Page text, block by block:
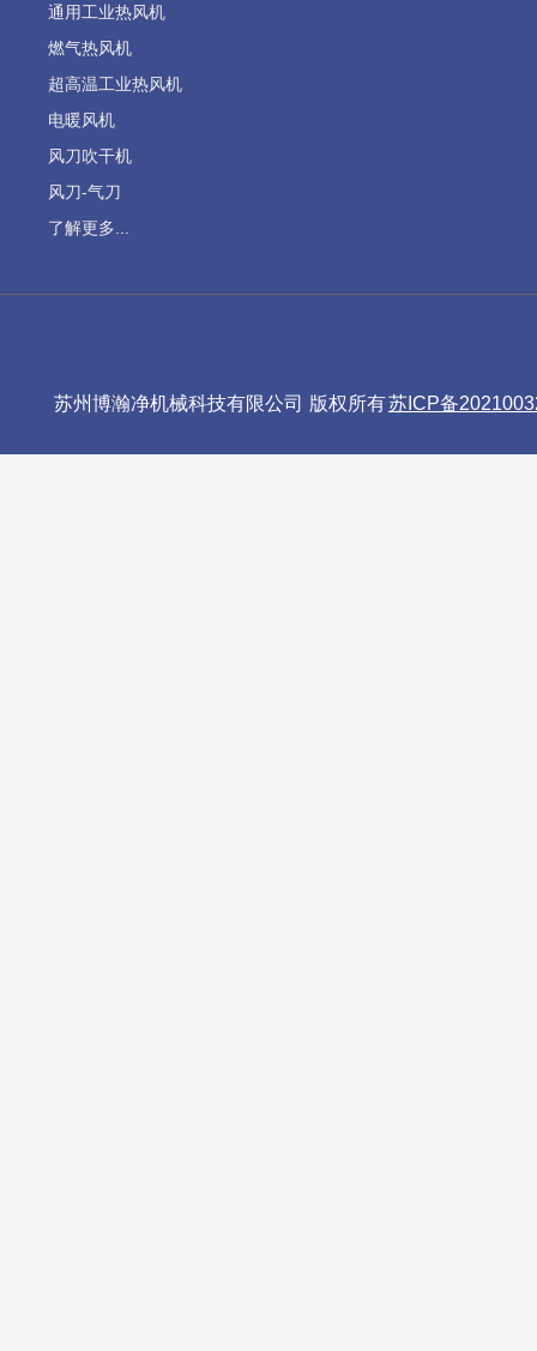
通用工业热风机
燃气热风机
超高温工业热风机
电暖风机
风刀吹干机
风刀-气刀
了解更多...
苏州博瀚净机械科技有限公司 版权所有苏ICP备